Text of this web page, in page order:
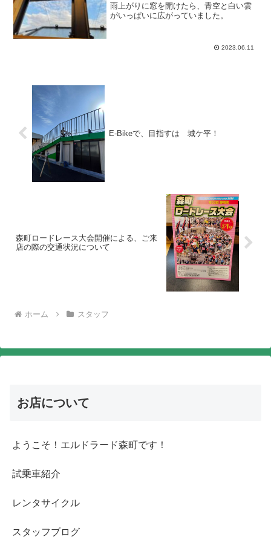
雨上がりに窓を開けたら、青空と白い雲
がいっぱいに広がっていました。
2023.06.11
E-Bikeで、目指すは 城ケ平！
森町ロードレース大会開催による、ご来
店の際の交通状況について
ホーム スタッフ
お店について
ようこそ！エルドラード森町です！
試乗車紹介
レンタサイクル
スタッフブログ